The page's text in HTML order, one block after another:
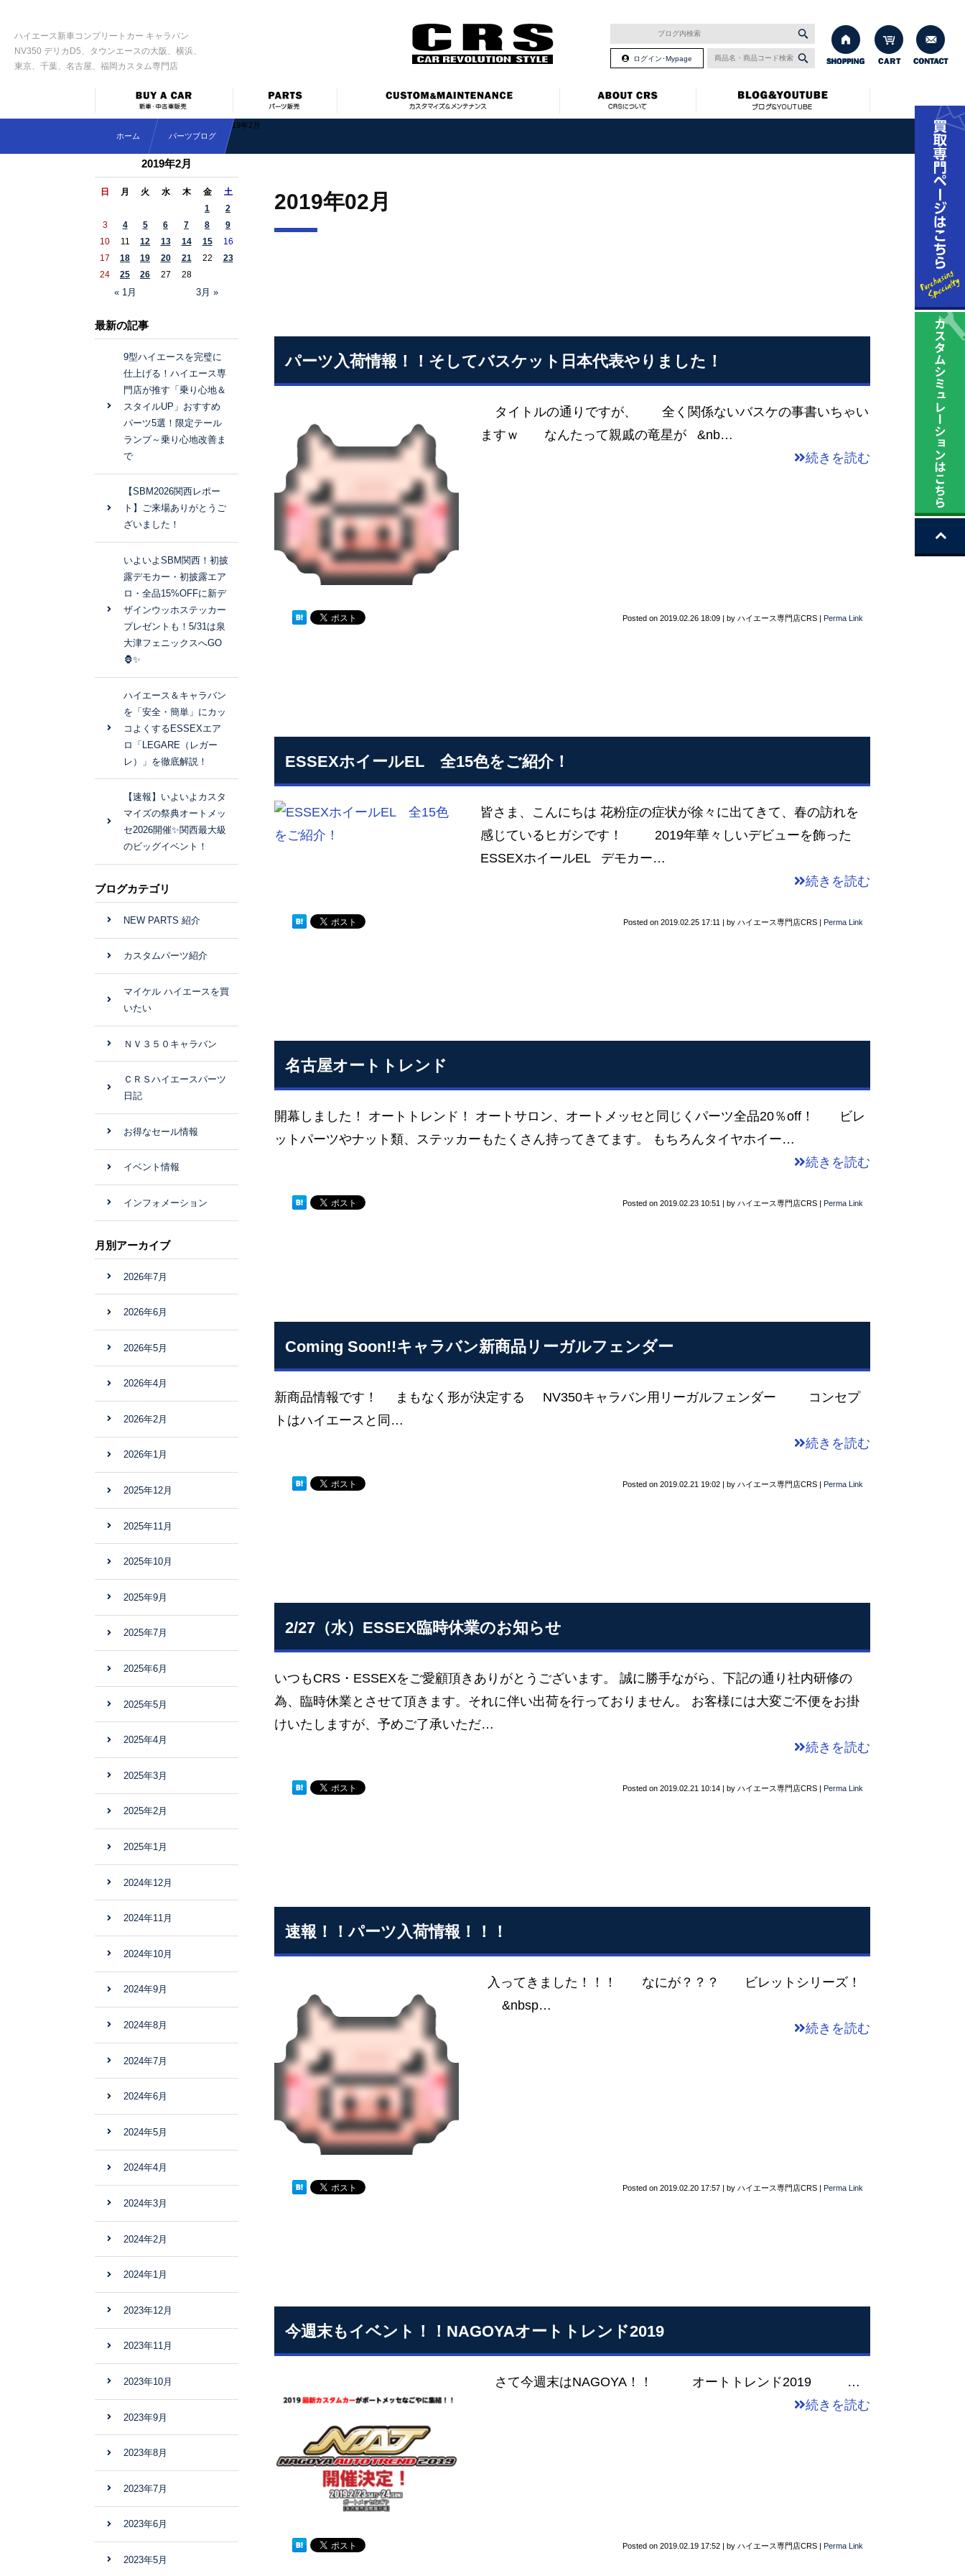
ハイエース新車コンプリートカー キャラバン
NV350 デリカD5、タウンエースの大阪、横浜、
東京、千葉、名古屋、福岡カスタム専門店
ログイン･Mypage
ホーム パーツブログ
2019年2月
2019年02月
パーツ入荷情報！！そしてバスケット日本代表やりました！
タイトルの通りですが、 全く関係ないバスケの事書いちゃい
ますｗ なんたって親戚の竜星が &nb…
続きを読む
Posted on 2019.02.26 18:09 | by ハイエース専門店CRS | Perma Link
ESSEXホイールEL 全15色をご紹介！
皆さま、こんにちは 花粉症の症状が徐々に出てきて、春の訪れを
感じているヒガシです！ 2019年華々しいデビューを飾った
ESSEXホイールEL デモカー…
続きを読む
Posted on 2019.02.25 17:11 | by ハイエース専門店CRS | Perma Link
名古屋オートトレンド
開幕しました！ オートトレンド！ オートサロン、オートメッセと同じくパーツ全品20％off！ ビレ
ットパーツやナット類、ステッカーもたくさん持ってきてます。 もちろんタイヤホイー…
続きを読む
Posted on 2019.02.23 10:51 | by ハイエース専門店CRS | Perma Link
Coming Soon!!キャラバン新商品リーガルフェンダー
新商品情報です！ まもなく形が決定する NV350キャラバン用リーガルフェンダー コンセプ
トはハイエースと同…
続きを読む
Posted on 2019.02.21 19:02 | by ハイエース専門店CRS | Perma Link
2/27（水）ESSEX臨時休業のお知らせ
いつもCRS・ESSEXをご愛顧頂きありがとうございます。 誠に勝手ながら、下記の通り社内研修の
為、臨時休業とさせて頂きます。それに伴い出荷を行っておりません。 お客様には大変ご不便をお掛
けいたしますが、予めご了承いただ…
続きを読む
Posted on 2019.02.21 10:14 | by ハイエース専門店CRS | Perma Link
速報！！パーツ入荷情報！！！
入ってきました！！！ なにが？？？ ビレットシリーズ！
&nbsp…
続きを読む
Posted on 2019.02.20 17:57 by ハイエース専門店CRS Perma Link
今週末もイベント！！NAGOYAオートトレンド2019
さて今週末はNAGOYA！！ オートトレンド2019 …
続きを読む
Posted on 2019.02.19 17:52 | by ハイエース専門店CRS | Perma Link
2019年2月
日 月 火 水 木 金 土
« 1月 3月 »
1
2
3
4 5 6 7 8
9
10
11 12 13 14 15
16
17
18 19 20 21 22
23
24
25 26 27 28
最新の記事
9型ハイエースを完璧に
仕上げる！ハイエース専
門店が推す「乗り心地＆
スタイルUP」おすすめ
パーツ5選！限定テール
ランプ～乗り心地改善ま
で
【SBM2026関西レポー
ト】ご来場ありがとうご
ざいました！
いよいよSBM関西！初披
露デモカー・初披露エア
ロ・全品15%OFFに新デ
ザインウッホステッカー
プレゼントも！5/31は泉
大津フェニックスへGO
🦍✨
ハイエース＆キャラバン
を「安全・簡単」にカッ
コよくするESSEXエア
ロ「LEGARE（レガー
レ）」を徹底解説！
【速報】いよいよカスタ
マイズの祭典オートメッ
セ2026開催✨関西最大級
のビッグイベント！
ブログカテゴリ
NEW PARTS 紹介
カスタムパーツ紹介
マイケル ハイエースを買
いたい
ＮＶ３５０キャラバン
ＣＲＳハイエースパーツ
日記
お得なセール情報
イベント情報
インフォメーション
月別アーカイブ
2026年7月
2026年6月
2026年5月
2026年4月
2026年2月
2026年1月
2025年12月
2025年11月
2025年10月
2025年9月
2025年7月
2025年6月
2025年5月
2025年4月
2025年3月
2025年2月
2025年1月
2024年12月
2024年11月
2024年10月
2024年9月
2024年8月
2024年7月
2024年6月
2024年5月
2024年4月
2024年3月
2024年2月
2024年1月
2023年12月
2023年11月
2023年10月
2023年9月
2023年8月
2023年7月
2023年6月
2023年5月